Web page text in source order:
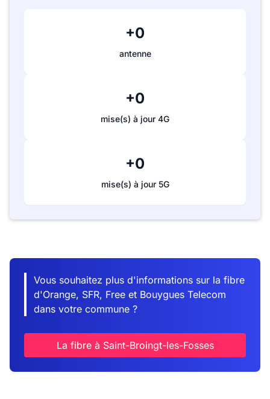
+0
antenne
+0
mise(s) à jour 4G
+0
mise(s) à jour 5G
Vous souhaitez plus d'informations sur la fibre
d'Orange, SFR, Free et Bouygues Telecom
dans votre commune ?
La fibre à Saint-Broingt-les-Fosses